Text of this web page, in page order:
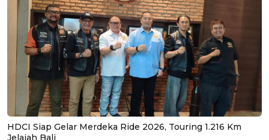
HDCI Siap Gelar Merdeka Ride 2026, Touring 1.216 Km
Jelajah Bali